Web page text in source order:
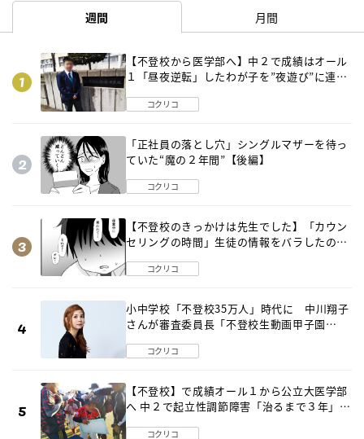
週間 月間
【不登校から医学部へ】中２で成績はオール
１「昼夜逆転」したわが子を”夜遊び”に連れ
コクリコ
「正社員の落とし穴」シングルマザーを待っ
ていた“魔の２年間”【後編】
コクリコ
【不登校のきっかけは先生でした】「カウン
セリングの時間」生徒の情報をバラしたの
コクリコ
小中学校「不登校35万人」時代に 中川翔子
さんが審査委員長「不登校生動画甲子園
コクリコ
【不登校】で成績オール１から公立大医学部
へ 中２で起立性調節障害「治るまで３年」の
コクリコ